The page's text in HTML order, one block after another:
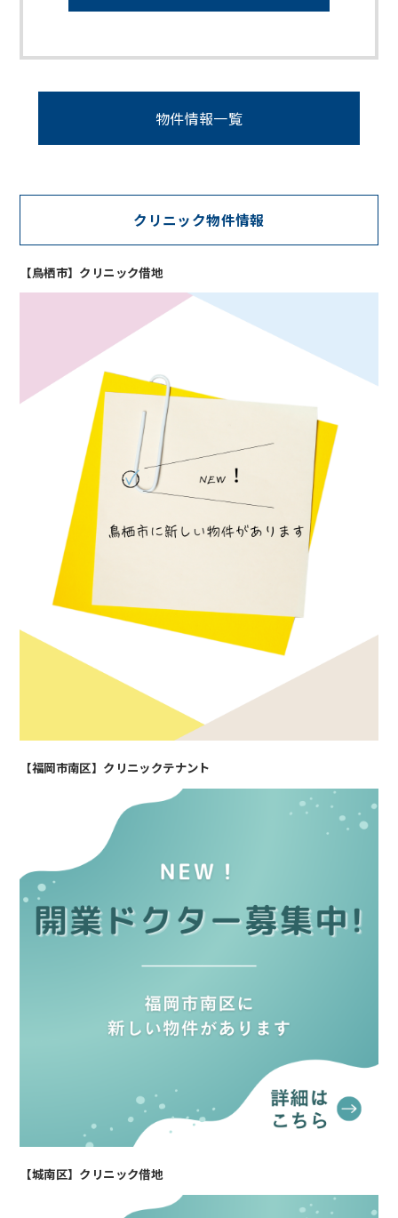
物件情報一覧
クリニック物件情報
【鳥栖市】クリニック借地
【福岡市南区】クリニックテナント
【城南区】クリニック借地